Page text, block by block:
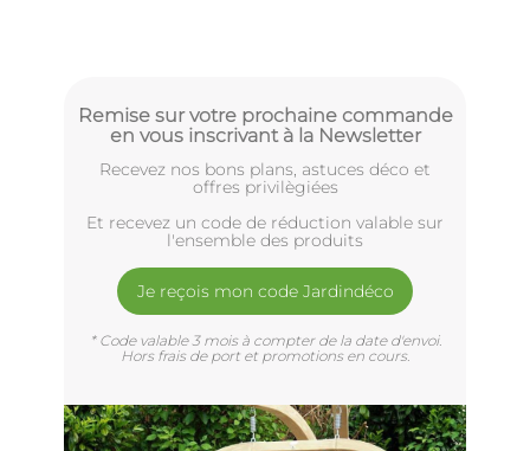
Remise sur votre prochaine commande
en vous inscrivant à la Newsletter
Recevez nos bons plans, astuces déco et
offres privilègiées
Et recevez un code de réduction valable sur
l'ensemble des produits
Je reçois mon code Jardindéco
* Code valable 3 mois à compter de la date d'envoi.
Hors frais de port et promotions en cours.